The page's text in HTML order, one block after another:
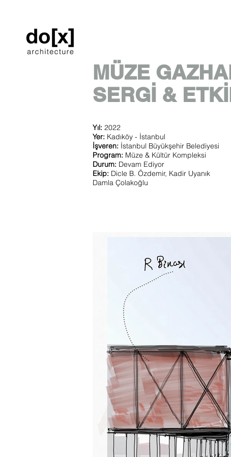
MÜZE
SERGİ &
Yıl: 2022
Yer: Kadıköy - İstanbul
İşveren: İstanbul Büyükşehir Belediyesi
Program: Müze & Kültür Kompleksi
Durum: Devam Ediyor
Ekip: Dicle B. Özdemir, Kadir Uyanık
Damla Çolakoğlu